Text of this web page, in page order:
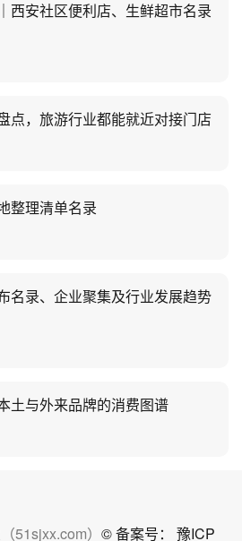
西安社区便利店、生鲜超市名录
点，旅游行业都能就近对接门店
整理清单名录
名录、企业聚集及行业发展趋势
土与外来品牌的消费图谱
51sjxx.com） © 备案号： 豫ICP